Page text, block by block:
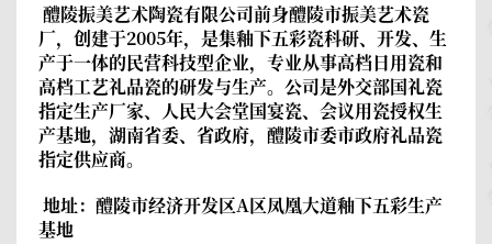
醴陵振美艺术陶瓷有限公司前身醴陵市振美艺术瓷
厂，创建于2005年，是集釉下五彩瓷科研、开发、生
产于一体的民营科技型企业，专业从事高档日用瓷和
高档工艺礼品瓷的研发与生产。公司是外交部国礼瓷
指定生产厂家、人民大会堂国宴瓷、会议用瓷授权生
产基地，湖南省委、省政府，醴陵市委市政府礼品瓷
指定供应商。
地址：醴陵市经济开发区A区凤凰大道釉下五彩生产
基地